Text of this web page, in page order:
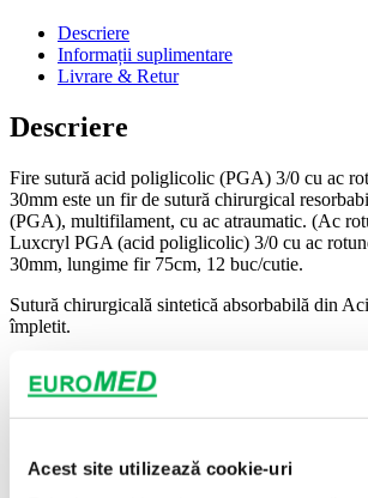
Acest site utilizează cookie-uri
Descriere
Informații suplimentare
Livrare & Retur
Descriere
Fire sutură acid poliglicolic (PGA) 3/0 cu ac
30mm este un fir de sutură chirurgical
(PGA), multifilament, cu ac atraumatic. (Ac
Luxcryl PGA (acid poliglicolic) 3/0 cu ac
30mm, lungime fir 75cm, 12 buc/cutie.
Sutură chirurgicală sintetică absorbabilă din
împletit.
Specificații
Material
Acid poliglicolic